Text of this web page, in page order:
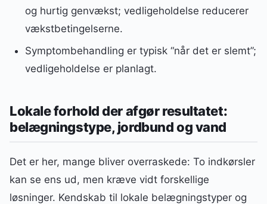
og hurtig genvækst; vedligeholdelse reducerer
vækstbetingelserne.
Symptombehandling er typisk “når det er slemt”;
vedligeholdelse er planlagt.
Lokale forhold der afgør resultatet:
belægningstype, jordbund og vand
Det er her, mange bliver overraskede: To indkørsler
kan se ens ud, men kræve vidt forskellige
løsninger. Kendskab til lokale belægningstyper og